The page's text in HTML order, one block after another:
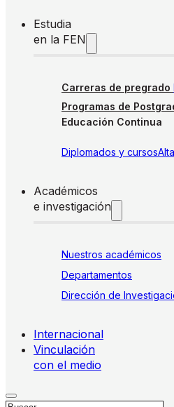
Estudia
en la FEN
Carreras de pregrado
Programas de
Educación Continua
Diplomados y cursos
Académicos
e investigación
Nuestros académicos
Departamentos
Dirección de
Internacional
Vinculación
con el medio